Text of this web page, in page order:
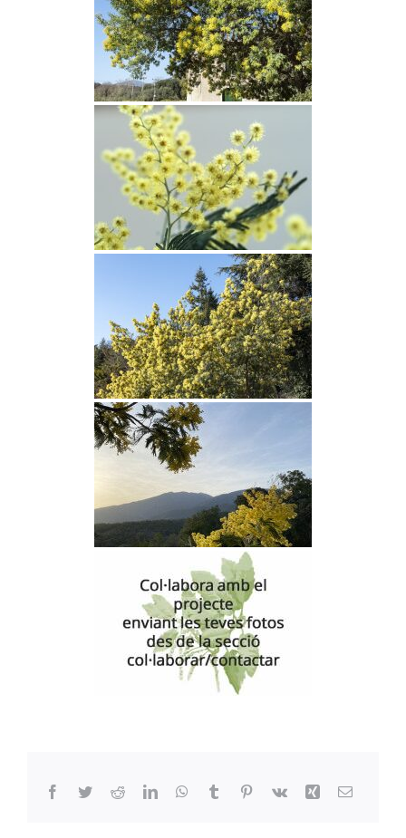
Facebook
TwitterRedditLinkedInWhatsApp
Tumblr Pinterest
Vk Xing Email: